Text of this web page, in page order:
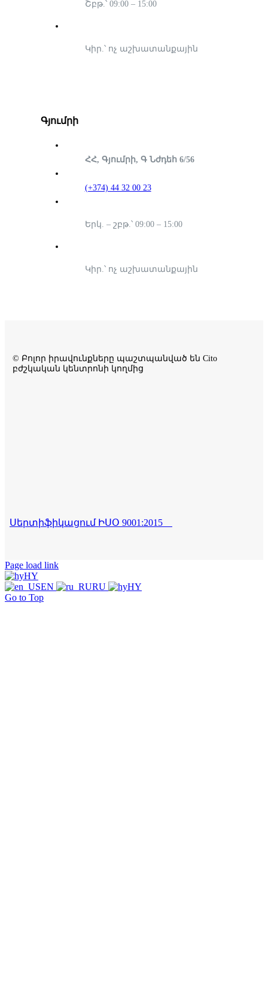
Շբթ.՝ 09:00 – 15:00
Կիր.՝ ոչ աշխատանքային
Գյումրի
ՀՀ, Գյումրի, Գ Նժդեհ 6/56
(+374) 44 32 00 23
Երկ. – շբթ.՝ 09:00 – 15:00
Կիր.՝ ոչ աշխատանքային
© Բոլոր իրավունքները պաշտպանված են Cito
բժշկական կենտրոնի կողմից
Սերտիֆիկացում ԻՍՕ 9001:2015
Page load link
HY
EN
RU
HY
Go to Top